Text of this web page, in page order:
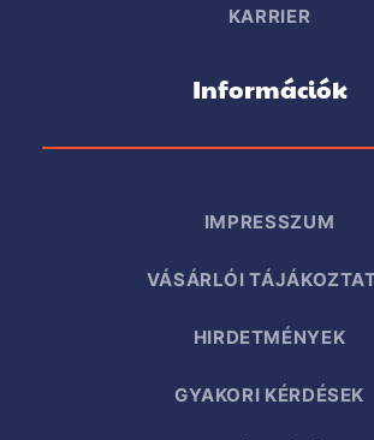
KARRIER
Információk
IMPRESSZUM
VÁSÁRLÓI
HIRDETMÉNYEK
GYAKORI KÉRDÉSEK